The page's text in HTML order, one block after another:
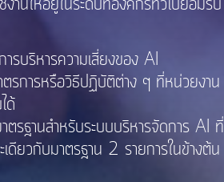
ริหารความเสี่ยงของ AI
รการหรือวิธีปฏิบัติต่าง ๆ ที่หน่วยงาน
ด้
านสำหรับระบบบริหารจัดการ AI ที่
ยวกับมาตรฐาน 2 รายการในข้างต้น